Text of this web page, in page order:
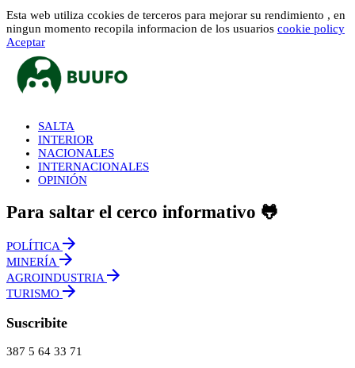
Esta web utiliza ccokies de terceros para mejorar su rendimiento , en
ningun momento recopila informacion de los usuarios cookie policy
Aceptar
SALTA
INTERIOR
NACIONALES
INTERNACIONALES
OPINIÓN
Para saltar el cerco informativo 🐸
POLÍTICA
MINERÍA
AGROINDUSTRIA
TURISMO
Suscribite
387 5 64 33 71